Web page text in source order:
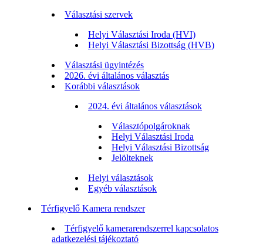
Választási szervek
Helyi Választási Iroda (HVI)
Helyi Választási Bizottság (HVB)
Választási ügyintézés
2026. évi általános választás
Korábbi választások
2024. évi általános választások
Választópolgároknak
Helyi Választási Iroda
Helyi Választási Bizottság
Jelölteknek
Helyi választások
Egyéb választások
Térfigyelő Kamera rendszer
Térfigyelő kamerarendszerrel kapcsolatos
adatkezelési tájékoztató